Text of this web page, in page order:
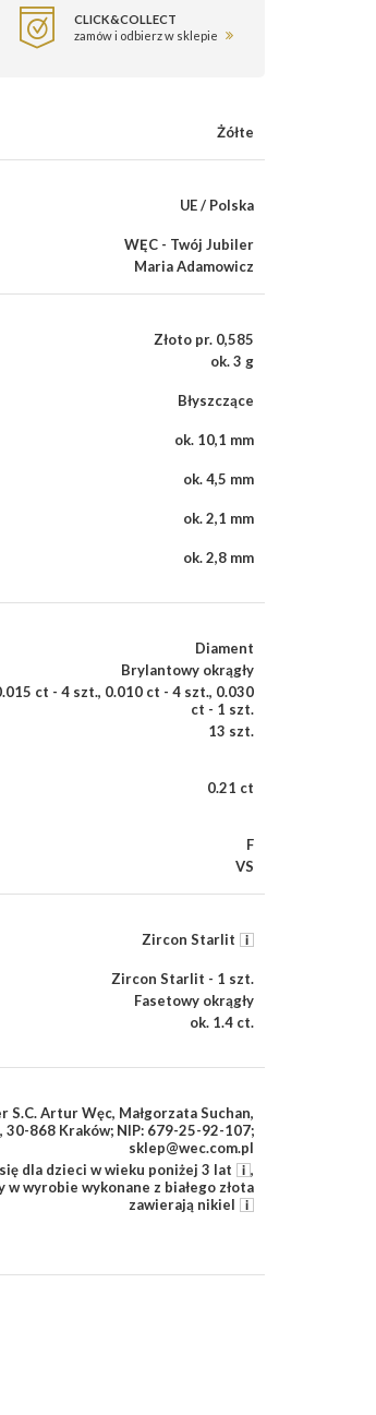
CLICK&COLLECT
zamów i odbierz w sklepie
Żółte
UE / Polska
WĘC - Twój Jubiler
Maria Adamowicz
Złoto pr. 0,585
ok. 3 g
Błyszczące
ok. 10,1 mm
ok. 4,5 mm
ok. 2,1 mm
ok. 2,8 mm
Diament
Brylantowy okrągły
ct - 4 szt., 0.010 ct - 4 szt., 0.030
ct - 1 szt.
13 szt.
0.21 ct
F
VS
Zircon Starlit
Zircon Starlit - 1 szt.
Fasetowy okrągły
ok. 1.4 ct.
S.C. Artur Węc, Małgorzata Suchan,
30-868 Kraków; NIP: 679-25-92-107;
sklep@wec.com.pl
dla dzieci w wieku poniżej 3 lat
,
w wyrobie wykonane z białego złota
zawierają nikiel